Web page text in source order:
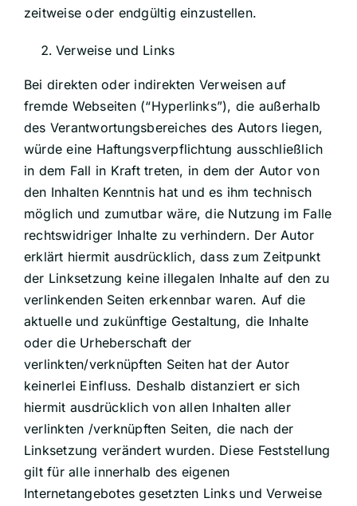
zeitweise oder endgültig einzustellen.
Verweise und Links
Bei direkten oder indirekten Verweisen auf
fremde Webseiten (“Hyperlinks”), die außerhalb
des Verantwortungsbereiches des Autors liegen,
würde eine Haftungsverpflichtung ausschließlich
in dem Fall in Kraft treten, in dem der Autor von
den Inhalten Kenntnis hat und es ihm technisch
möglich und zumutbar wäre, die Nutzung im Falle
rechtswidriger Inhalte zu verhindern. Der Autor
erklärt hiermit ausdrücklich, dass zum Zeitpunkt
der Linksetzung keine illegalen Inhalte auf den zu
verlinkenden Seiten erkennbar waren. Auf die
aktuelle und zukünftige Gestaltung, die Inhalte
oder die Urheberschaft der
verlinkten/verknüpften Seiten hat der Autor
keinerlei Einfluss. Deshalb distanziert er sich
hiermit ausdrücklich von allen Inhalten aller
verlinkten /verknüpften Seiten, die nach der
Linksetzung verändert wurden. Diese Feststellung
gilt für alle innerhalb des eigenen
Internetangebotes gesetzten Links und Verweise